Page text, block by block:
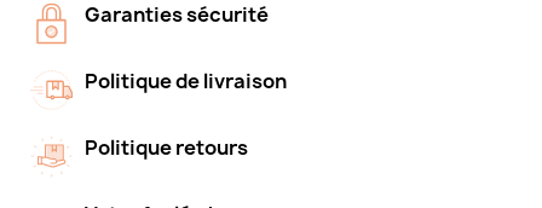
Garanties sécurité
Politique de livraison
Politique retours